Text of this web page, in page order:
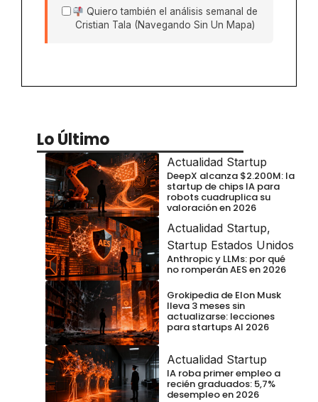
Quiero también el análisis semanal de
Cristian Tala (Navegando Sin Un Mapa)
Lo Último
Actualidad Startup
DeepX alcanza $2.200M: la
startup de chips IA para
robots cuadruplica su
valoración en 2026
Actualidad Startup,
Startup Estados Unidos
Anthropic y LLMs: por qué
no romperán AES en 2026
Grokipedia de Elon Musk
lleva 3 meses sin
actualizarse: lecciones
para startups AI 2026
Actualidad Startup
IA roba primer empleo a
recién graduados: 5,7%
desempleo en 2026